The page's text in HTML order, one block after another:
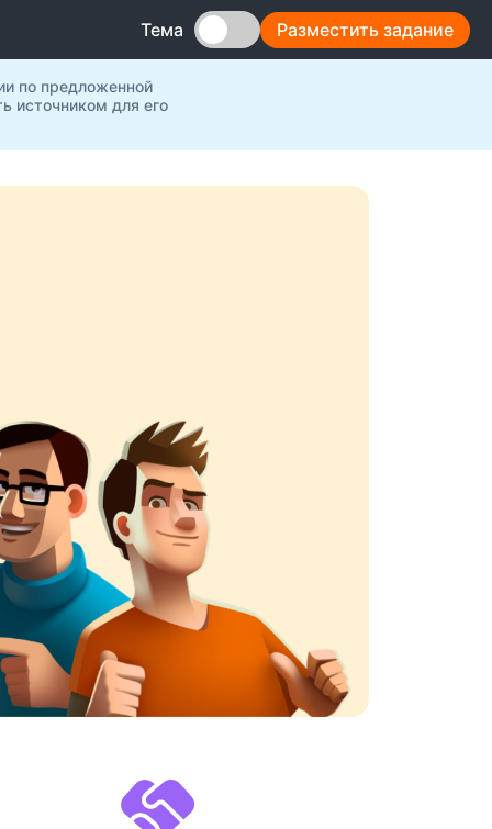
Тема Разместить задание
по предложенной
источником для его